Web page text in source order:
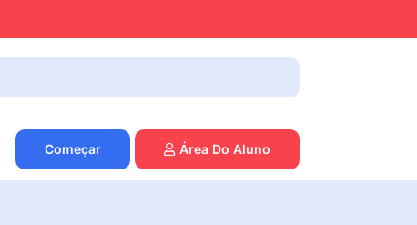
Começar Área Do Aluno